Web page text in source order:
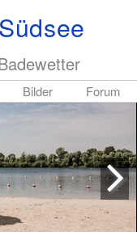
Bilder Forum